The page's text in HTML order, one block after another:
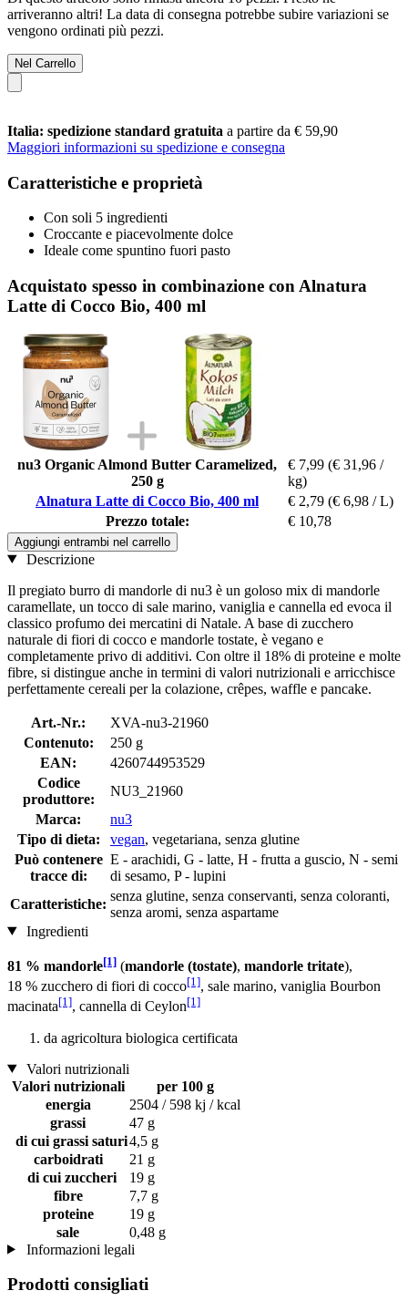
arriveranno altri! La data di consegna potrebbe subire variazioni se
vengono ordinati più pezzi.
Nel Carrello
Italia: spedizione standard gratuita a partire da € 59,90
Maggiori informazioni su spedizione e consegna
Caratteristiche e proprietà
Con soli 5 ingredienti
Croccante e piacevolmente dolce
Ideale come spuntino fuori pasto
Acquistato spesso in combinazione con Alnatura
Latte di Cocco Bio, 400 ml
nu3 Organic Almond Butter Caramelized,
250 g
€ 7,99 (€ 31,96 /
kg)
Alnatura Latte di Cocco Bio, 400 ml
€ 2,79 (€ 6,98 / L)
Prezzo totale:
€ 10,78
Aggiungi entrambi nel carrello
Descrizione
Il pregiato burro di mandorle di nu3 è un goloso mix di mandorle
caramellate, un tocco di sale marino, vaniglia e cannella ed evoca il
classico profumo dei mercatini di Natale. A base di zucchero
naturale di fiori di cocco e mandorle tostate, è vegano e
completamente privo di additivi. Con oltre il 18% di proteine ​​e molte
fibre, si distingue anche in termini di valori nutrizionali e arricchisce
perfettamente cereali per la colazione, crêpes, waffle e pancake.
Art.-Nr.:
XVA-nu3-21960
Contenuto:
250 g
EAN:
4260744953529
Codice
produttore:
NU3_21960
Marca:
nu3
Tipo di dieta:
vegan, vegetariana, senza glutine
Può contenere
tracce di:
E - arachidi, G - latte, H - frutta a guscio, N - semi
di sesamo, P - lupini
Caratteristiche:
senza glutine, senza conservanti, senza coloranti,
senza aromi, senza aspartame
Ingredienti
81 % mandorle[1] (mandorle (tostate), mandorle tritate),
18 % zucchero di fiori di cocco[1], sale marino, vaniglia Bourbon
macinata[1], cannella di Ceylon[1]
da agricoltura biologica certificata
Valori nutrizionali
Valori nutrizionali
per 100 g
energia
2504 / 598 kj / kcal
grassi
47 g
di cui grassi saturi4,5 g
carboidrati
21 g
di cui zuccheri
19 g
fibre
7,7 g
proteine
19 g
sale
0,48 g
Informazioni legali
Prodotti consigliati